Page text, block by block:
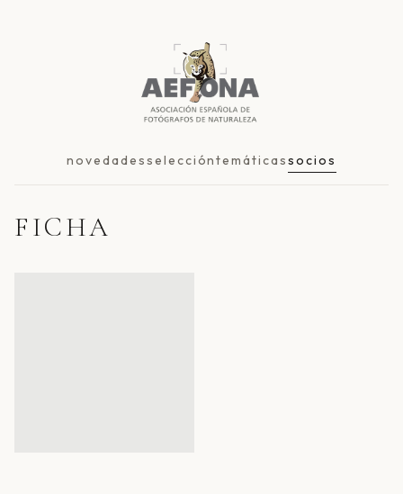
novedadesseleccióntemáticassocios
FICHA